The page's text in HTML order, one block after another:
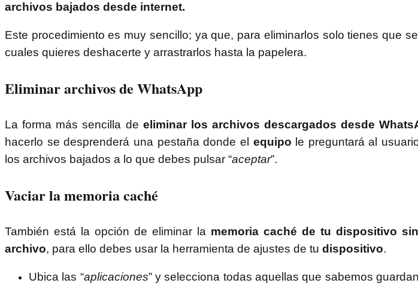
archivos bajados desde internet.
Este procedimiento es muy sencillo; ya que, para eliminarlos solo tienes que
cuales quieres deshacerte y arrastrarlos hasta la papelera.
Eliminar archivos de WhatsApp
La forma más sencilla de eliminar los archivos descargados desde
hacerlo se desprenderá una pestaña donde el equipo le preguntará al
los archivos bajados a lo que debes pulsar “aceptar”.
Vaciar la memoria caché
También está la opción de eliminar la memoria caché de tu dispositivo
archivo, para ello debes usar la herramienta de ajustes de tu dispositivo.
Ubica las “aplicaciones” y selecciona todas aquellas que sabemos